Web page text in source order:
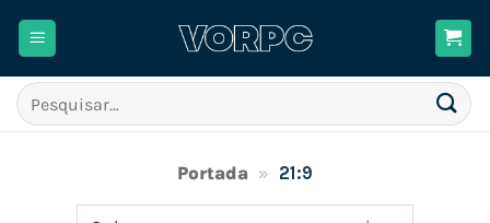
Pesquisar
por:
Portada » 21:9